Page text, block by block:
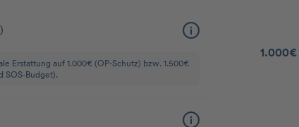
Erstattung auf 1.000€ (OP-Schutz) bzw. 1.500€
SOS-Budget).
1.000€